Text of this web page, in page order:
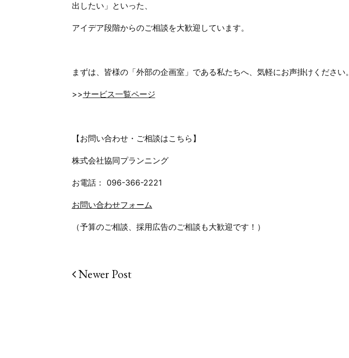
出したい」といった、
アイデア段階からのご相談を大歓迎しています。
まずは、皆様の「外部の企画室」である私たちへ、気軽にお声掛けください。
>>サービス一覧ページ
【お問い合わせ・ご相談はこちら】
株式会社協同プランニング
お電話： 096-366-2221
お問い合わせフォーム
（予算のご相談、採用広告のご相談も大歓迎です！）
投Newer Post